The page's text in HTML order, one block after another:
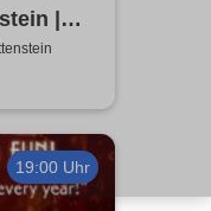
|
19:00 Uhr